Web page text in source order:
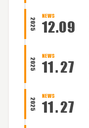
2025
NEWS
12.09
2025
NEWS
11.27
2025
NEWS
11.27